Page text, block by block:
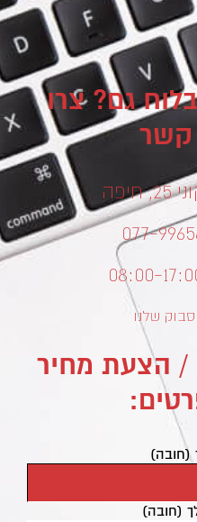
גם? צרו
קשר
שלנו
/ הצעת מחיר
(חובה)